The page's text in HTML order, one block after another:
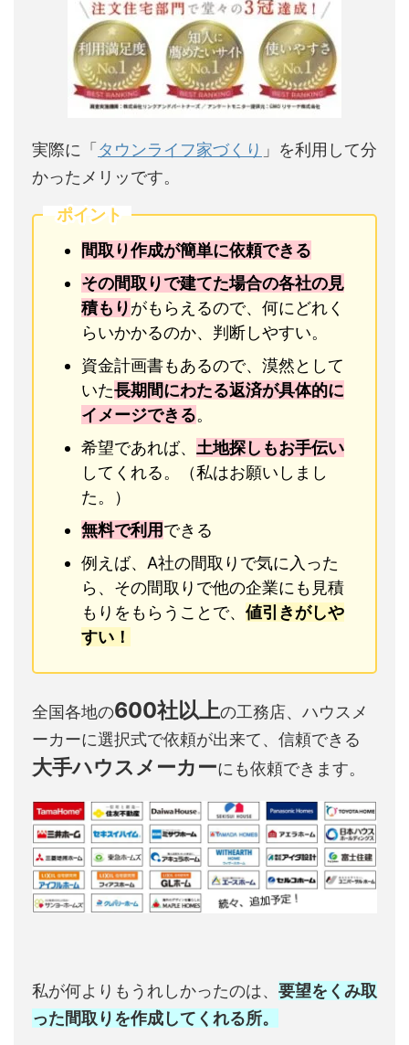
実際に「タウンライフ家づくり 」を利用して分
かったメリッです。
ポイント
間取り作成が簡単に依頼できる
その間取りで建てた場合の各社の見
積もりがもらえるので、何にどれく
らいかかるのか、判断しやすい。
資金計画書もあるので、漠然として
いた長期間にわたる返済が具体的に
イメージできる。
希望であれば、 土地探しもお手伝い
してくれる。（私はお願いしまし
た。）
無料で利用できる
例えば、A社の間取りで気に入った
ら、その間取りで他の企業にも見積
もりをもらうことで、 値引きがしや
すい！
全国各地の600社以上の工務店、ハウスメ
ーカーに選択式で依頼が出来て、信頼できる
大手ハウスメーカーにも依頼できます。
私が何よりもうれしかったのは、 要望をくみ取
った間取りを作成してくれる所。